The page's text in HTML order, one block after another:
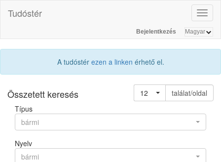
Tudóstér
Bejelentkezés
A tudóstér ezen a linken érhető el.
Összetett keresés 12
találat/oldal
Típus
bármi
Nyelv
bármi